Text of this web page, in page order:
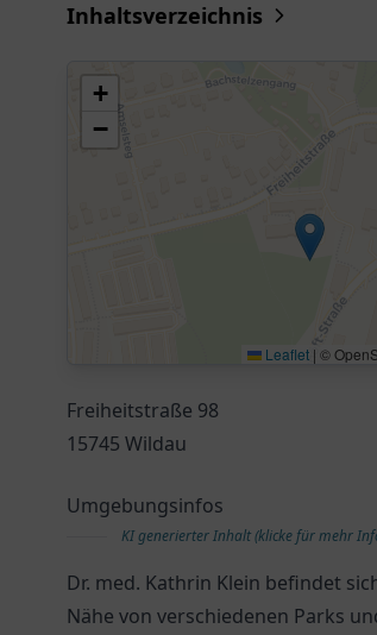
Inhaltsverzeichnis
+
−
Leaflet | ©
Freiheitstraße 98
15745 Wildau
Umgebungsinfos
KI generierter Inhalt (klicke für mehr
Dr. med. Kathrin Klein befindet
Nähe von verschiedenen Parks